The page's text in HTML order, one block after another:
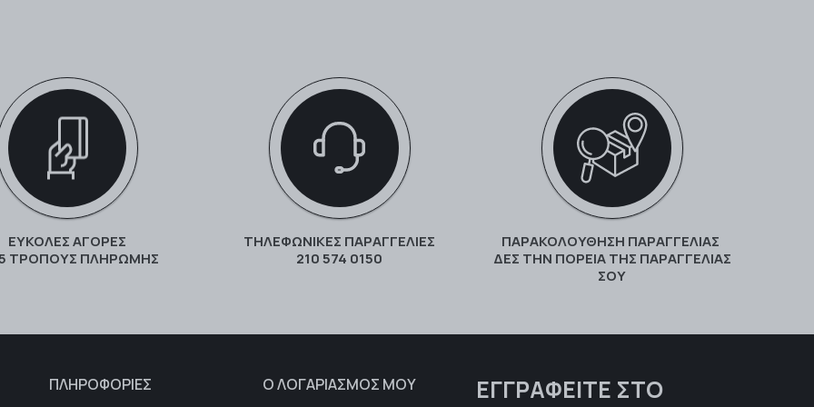
ΕΥΚΟΛΕΣ ΑΓΟΡΕΣ
ΤΡΌΠΟΥΣ ΠΛΗΡΩΜΉΣ
ΤΗΛΕΦΩΝΙΚΕΣ ΠΑΡΑΓΓΕΛΙΕΣ
210 574 0150
ΠΑΡΑΚΟΛΟΎΘΗΣΗ ΠΑΡΑΓΓΕΛΊΑΣ
ΔΕΣ ΤΗΝ ΠΟΡΕΊΑ ΤΗΣ ΠΑΡΑΓΓΕΛΊΑΣ
ΣΟΥ
ΠΛΗΡΟΦΟΡΙΕΣ Ο ΛΟΓΑΡΙΑΣΜΟΣ ΜΟΥ
ΕΓΓΡΑΦΕΊΤΕ ΣΤΟ